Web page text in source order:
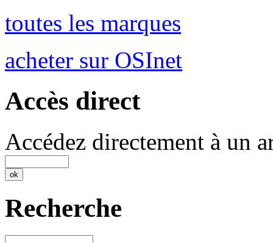
toutes les marques
acheter sur OSInet
Accès direct
Accédez directement à un
Recherche